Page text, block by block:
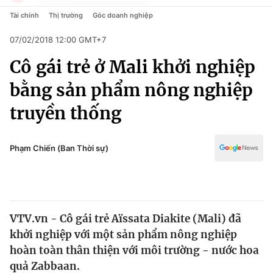
Chuyên mục
Chính trị
Xã hội
Pháp luật
Thế giới
Tin tức
Thế giới đó đây
Kinh tế
Chính trị
Pháp luật
Kinh tế
Thể thao
Truyền hình
Văn hóa - Giải trí
Y tế
Công nghệ
Tài chính Thị trường Góc doanh nghiệp
07/02/2018 12:00 GMT+7
Cô gái trẻ ở Mali khởi nghiệp
bằng sản phẩm nông nghiệp
truyền thống
Phạm Chiến (Ban Thời sự)
VTV.vn - Cô gái trẻ Aïssata Diakite (Mali) đã
khởi nghiệp với một sản phẩm nông nghiệp
hoàn toàn thân thiện với môi trường - nước hoa
quả Zabbaan.